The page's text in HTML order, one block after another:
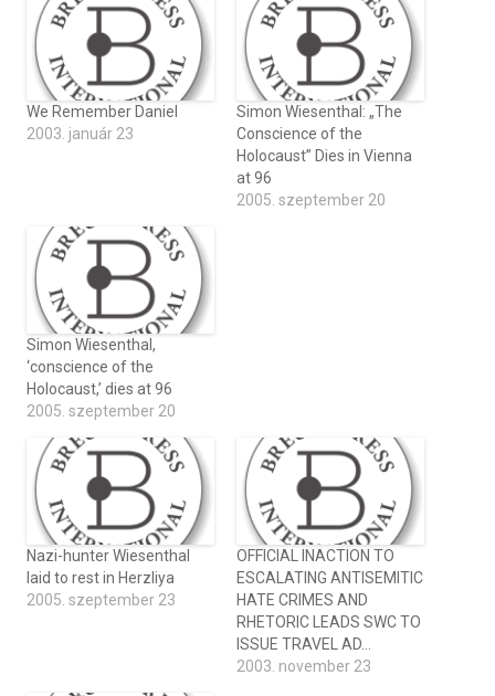
We Remember Daniel
2003. január 23
Simon Wiesenthal: „The
Conscience of the
Holocaust” Dies in Vienna
at 96
2005. szeptember 20
Simon Wiesenthal,
‘conscience of the
Holocaust,’ dies at 96
2005. szeptember 20
Nazi-hunter Wiesenthal
laid to rest in Herzliya
2005. szeptember 23
OFFICIAL INACTION TO
ESCALATING ANTISEMITIC
HATE CRIMES AND
RHETORIC LEADS SWC TO
ISSUE TRAVEL AD…
2003. november 23